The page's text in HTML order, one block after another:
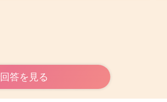
ウムの塊になると思います。
答を見る